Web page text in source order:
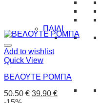
ΠΑΙΔΙ
Add to wishlist
Quick View
ΒΕΛΟΥΤΕ ΡΟΜΠΑ
50.50€ 39.90 €